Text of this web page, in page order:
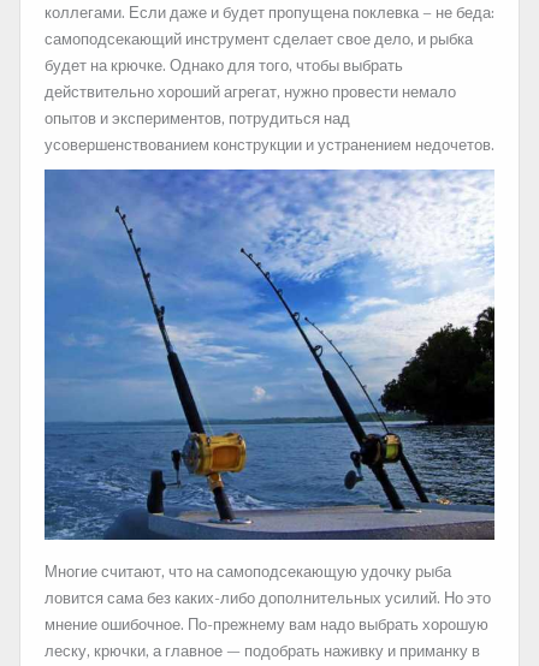
коллегами. Если даже и будет пропущена поклевка – не беда:
самоподсекающий инструмент сделает свое дело, и рыбка
будет на крючке. Однако для того, чтобы выбрать
действительно хороший агрегат, нужно провести немало
опытов и экспериментов, потрудиться над
усовершенствованием конструкции и устранением недочетов.
Многие считают, что на самоподсекающую удочку рыба
ловится сама без каких-либо дополнительных усилий. Но это
мнение ошибочное. По-прежнему вам надо выбрать хорошую
леску, крючки, а главное — подобрать наживку и приманку в